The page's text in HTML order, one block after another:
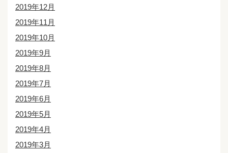
2019年12月
2019年11月
2019年10月
2019年9月
2019年8月
2019年7月
2019年6月
2019年5月
2019年4月
2019年3月